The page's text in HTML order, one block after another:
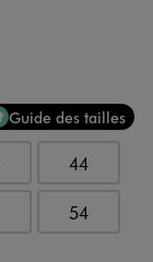
Guide des tailles
44
54